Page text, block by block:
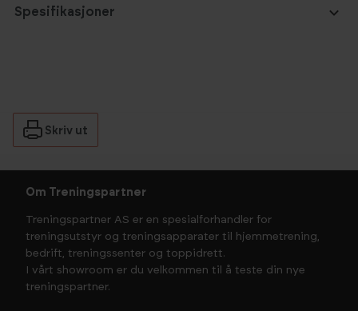
Spesifikasjoner
Skriv ut
Om Treningspartner
Treningspartner AS er en spesialforhandler for
treningsutstyr og treningsapparater til hjemmetrening,
bedrift, treningssenter og toppidrett.
I vårt showroom er du velkommen til å teste din nye
treningspartner.